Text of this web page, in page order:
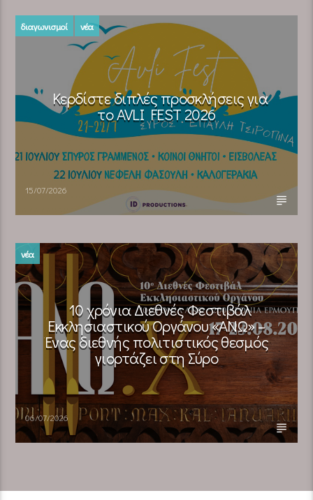
διαγωνισμοί νέα
Κερδίστε διπλές προσκλήσεις για
το AVLI FEST 2026
15/07/2026
νέα
10 χρόνια Διεθνές Φεστιβάλ
Εκκλησιαστικού Οργάνου «ΑΝΩ» –
Ένας διεθνής πολιτιστικός θεσμός
γιορτάζει στη Σύρο​
06/07/2026